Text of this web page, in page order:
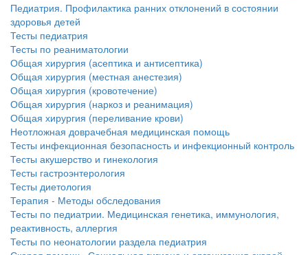
Педиатрия. Профилактика ранних отклонений в состоянии
здоровья детей
Тесты педиатрия
Тесты по реаниматологии
Общая хирургия (асептика и антисептика)
Общая хирургия (местная анестезия)
Общая хирургия (кровотечение)
Общая хирургия (наркоз и реанимация)
Общая хирургия (переливание крови)
Неотложная доврачебная медицинская помощь
Тесты инфекционная безопасность и инфекционный контроль
Тесты акушерство и гинекология
Тесты гастроэнтерология
Тесты диетология
Терапия - Методы обследования
Тесты по педиатрии. Медицинская генетика, иммунология,
реактивность, аллергия
Тесты по неонатологии раздела педиатрия